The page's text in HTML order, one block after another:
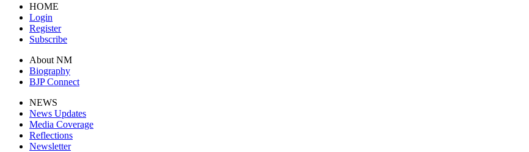
HOME
Login
Register
Subscribe
About NM
Biography
BJP Connect
NEWS
News Updates
Media Coverage
Reflections
Newsletter